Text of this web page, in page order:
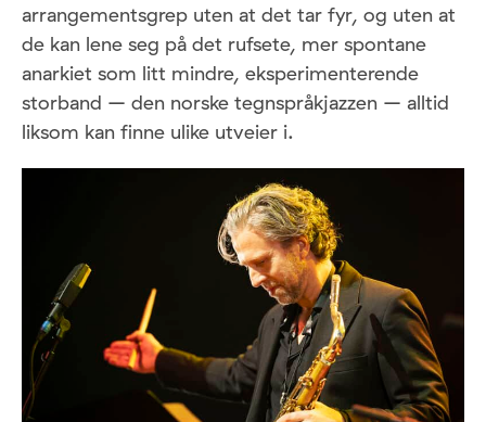
arrangementsgrep uten at det tar fyr, og uten at
de kan lene seg på det rufsete, mer spontane
anarkiet som litt mindre, eksperimenterende
storband – den norske tegnspråkjazzen – alltid
liksom kan finne ulike utveier i.